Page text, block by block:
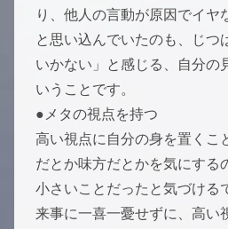
り、他人の言動が原因でイヤ
と思い込んでいたのも、じつ
いかない」と感じる、自分の
いうことです。
●メタの視点を持つ
高い視点に自分の身を置くこ
だとか味方だとかを気にする
小さいことだったと気づける
来事に一喜一憂せずに、高い